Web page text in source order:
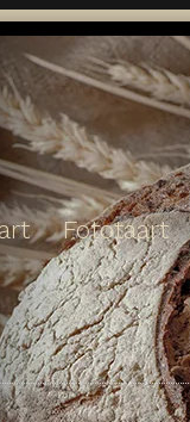
Fototaart